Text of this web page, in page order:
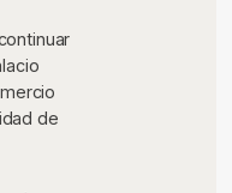
de